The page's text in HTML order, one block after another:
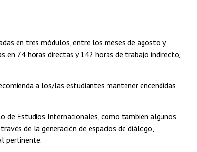
en tres módulos, entre los meses de agosto y
74 horas directas y 142 horas de trabajo indirecto,
a los/las estudiantes mantener encendidas
Estudios Internacionales, como también algunos
de la generación de espacios de diálogo,
pertinente.